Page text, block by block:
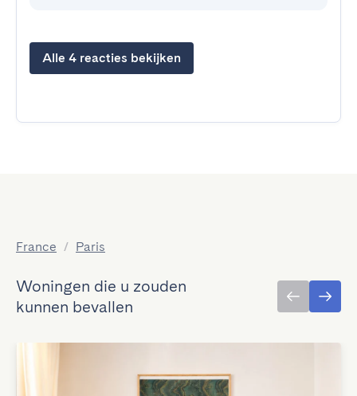
Alle 4 reacties bekijken
France / Paris
Woningen die u zouden
kunnen bevallen